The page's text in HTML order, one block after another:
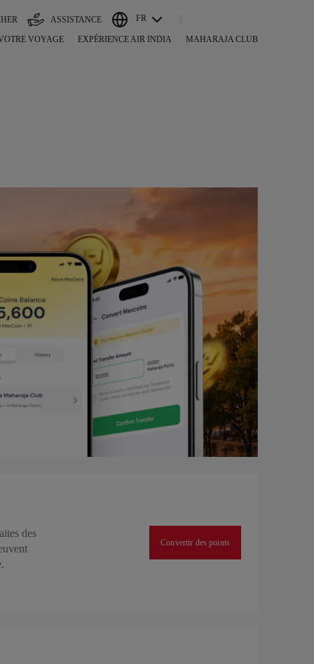
ASSISTANCE FR
VOYAGE EXPÉRIENCE AIR INDIA MAHARAJA CLUB
des
Convertir des points